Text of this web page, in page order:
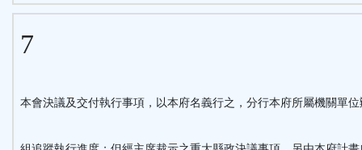
7
本會決議及交付執行事項，以本府名義行之，分行本府所屬機關單